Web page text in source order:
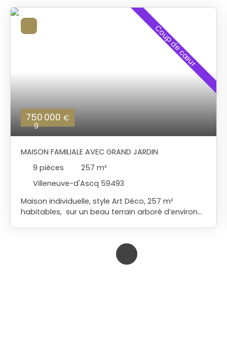
750 000 €
Coup de cœur
9
MAISON FAMILIALE AVEC GRAND JARDIN
9 pièces 257 m²
Villeneuve-d'Ascq 59493
Maison individuelle, style Art Déco, 257 m²
habitables, sur un beau terrain arboré d’environ
Exposition plein sud. Idéal famille, proche école
Saint Adrien. Au rez-de-chausséeUn salon
lumineux avec cheminée feu de bois (insert) et